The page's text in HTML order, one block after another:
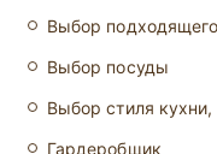
Выбор
Выбор посуды
Выбор стиля
Гардеробщик